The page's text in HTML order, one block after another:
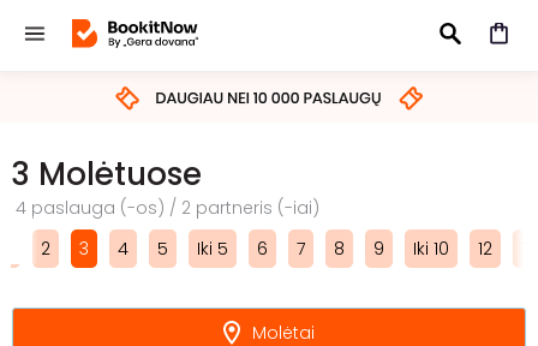
IEŠKOTI
3 Molėtuose
4 paslauga (-os) / 2 partneris (-iai)
2 3 4 5 Iki 5 6 7 8 9 Iki 10 12
Molėtai